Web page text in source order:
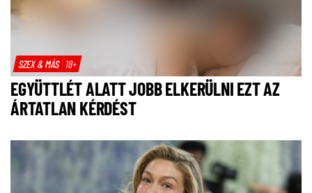
SZEX & MÁS 18+
EGYÜTTLÉT ALATT JOBB ELKERÜLNI EZT AZ
ÁRTATLAN KÉRDÉST